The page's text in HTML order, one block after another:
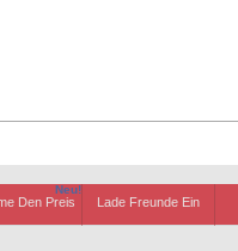
Den Preis
Neu!
Lade Freunde Ein